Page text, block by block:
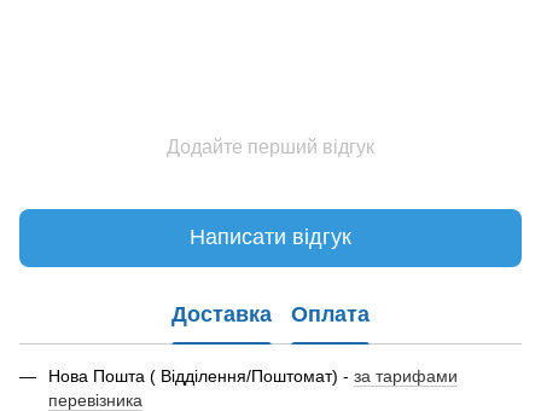
Додайте перший відгук
Написати відгук
Доставка Оплата
Нова Пошта ( Відділення/Поштомат) - за тарифами
перевізника